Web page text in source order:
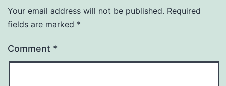
Your email address will not be published. Required
fields are marked *
Comment *